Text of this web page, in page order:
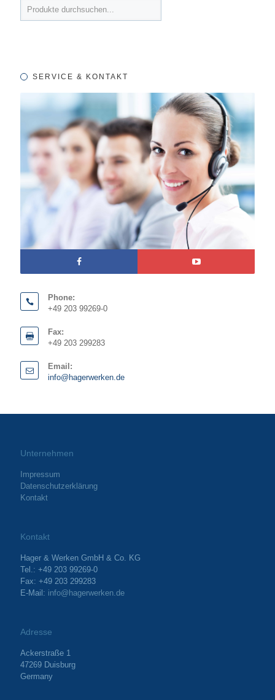
SERVICE & KONTAKT
Phone:
+49 203 99269-0
Fax:
+49 203 299283
Email:
info@hagerwerken.de
Unternehmen
Impressum
Datenschutzerklärung
Kontakt
Kontakt
Hager & Werken GmbH & Co. KG
Tel.: +49 203 99269-0
Fax: +49 203 299283
E-Mail: info@hagerwerken.de
Adresse
Ackerstraße 1
47269 Duisburg
Germany